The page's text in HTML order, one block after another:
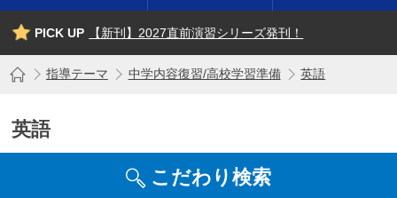
PICK UP 【新刊】2027直前演習シリーズ発刊！
指導テーマ 中学内容復習/高校学習準備 英語
英語
こだわり検索